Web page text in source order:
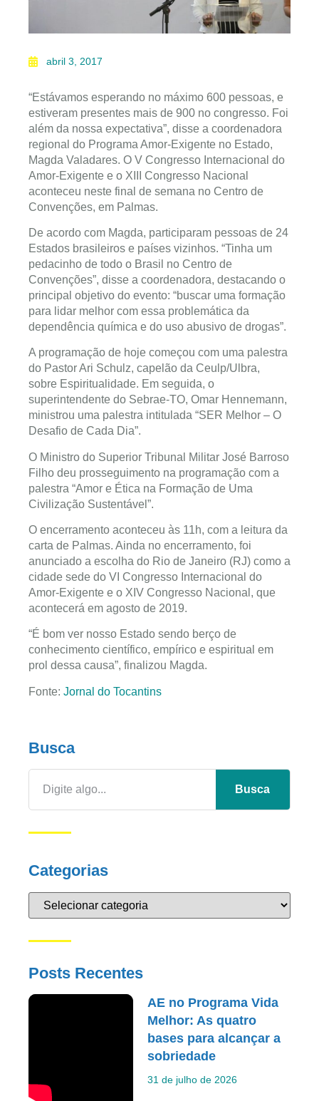
abril 3, 2017
“Estávamos esperando no máximo 600 pessoas, e
estiveram presentes mais de 900 no congresso. Foi
além da nossa expectativa”, disse a coordenadora
regional do Programa Amor-Exigente no Estado,
Magda Valadares. O V Congresso Internacional do
Amor-Exigente e o XIII Congresso Nacional
aconteceu neste final de semana no Centro de
Convenções, em Palmas.
De acordo com Magda, participaram pessoas de 24
Estados brasileiros e países vizinhos. “Tinha um
pedacinho de todo o Brasil no Centro de
Convenções”, disse a coordenadora, destacando o
principal objetivo do evento: “buscar uma formação
para lidar melhor com essa problemática da
dependência química e do uso abusivo de drogas”.
A programação de hoje começou com uma palestra
do Pastor Ari Schulz, capelão da Ceulp/Ulbra,
sobre Espiritualidade. Em seguida, o
superintendente do Sebrae-TO, Omar Hennemann,
ministrou uma palestra intitulada “SER Melhor – O
Desafio de Cada Dia”.
O Ministro do Superior Tribunal Militar José Barroso
Filho deu prosseguimento na programação com a
palestra “Amor e Ética na Formação de Uma
Civilização Sustentável”.
O encerramento aconteceu às 11h, com a leitura da
carta de Palmas. Ainda no encerramento, foi
anunciado a escolha do Rio de Janeiro (RJ) como a
cidade sede do VI Congresso Internacional do
Amor-Exigente e o XIV Congresso Nacional, que
acontecerá em agosto de 2019.
“É bom ver nosso Estado sendo berço de
conhecimento científico, empírico e espiritual em
prol dessa causa”, finalizou Magda.
Fonte: Jornal do Tocantins
Busca
Busca
Categorias
Posts Recentes
AE no Programa Vida
Melhor: As quatro
bases para alcançar a
sobriedade
31 de julho de 2026